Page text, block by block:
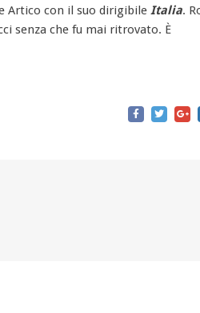
Artico con il suo dirigibile Italia.
senza che fu mai ritrovato. È